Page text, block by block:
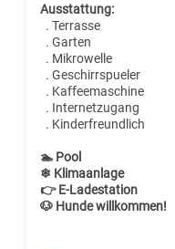
Ausstattung:
. Terrasse
. Garten
. Mikrowelle
. Geschirrspueler
. Kaffeemaschine
. Internetzugang
. Kinderfreundlich
🏊 Pool
❄ Klimaanlage
👉 E-Ladestation
🐶 Hunde willkommen!